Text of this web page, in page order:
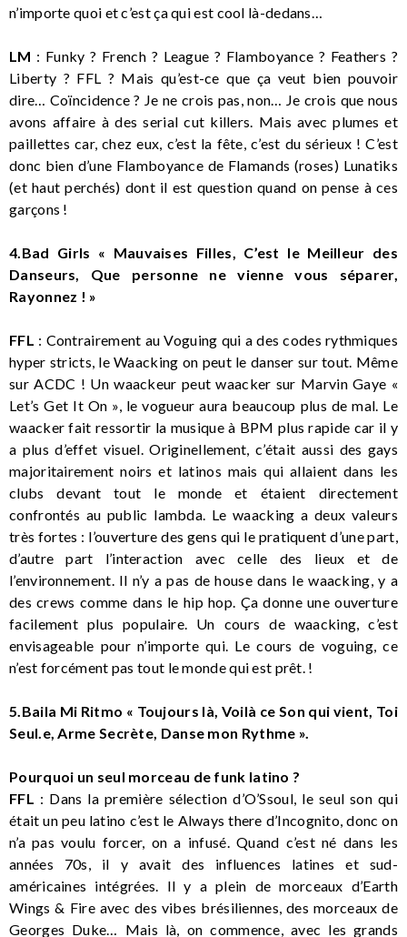
n’importe quoi et c’est ça qui est cool là-dedans…
LM : Funky ? French ? League ? Flamboyance ? Feathers ?
Liberty ? FFL ? Mais qu’est-ce que ça veut bien pouvoir
dire… Coïncidence ? Je ne crois pas, non… Je crois que nous
avons affaire à des serial cut killers. Mais avec plumes et
paillettes car, chez eux, c’est la fête, c’est du sérieux ! C’est
donc bien d’une Flamboyance de Flamands (roses) Lunatiks
(et haut perchés) dont il est question quand on pense à ces
garçons !
4.Bad Girls « Mauvaises Filles, C’est le Meilleur des
Danseurs, Que personne ne vienne vous séparer,
Rayonnez ! »
FFL : Contrairement au Voguing qui a des codes rythmiques
hyper stricts, le Waacking on peut le danser sur tout. Même
sur ACDC ! Un waackeur peut waacker sur Marvin Gaye «
Let’s Get It On », le vogueur aura beaucoup plus de mal. Le
waacker fait ressortir la musique à BPM plus rapide car il y
a plus d’effet visuel. Originellement, c’était aussi des gays
majoritairement noirs et latinos mais qui allaient dans les
clubs devant tout le monde et étaient directement
confrontés au public lambda. Le waacking a deux valeurs
très fortes : l’ouverture des gens qui le pratiquent d’une part,
d’autre part l’interaction avec celle des lieux et de
l’environnement. Il n’y a pas de house dans le waacking, y a
des crews comme dans le hip hop. Ça donne une ouverture
facilement plus populaire. Un cours de waacking, c’est
envisageable pour n’importe qui. Le cours de voguing, ce
n’est forcément pas tout le monde qui est prêt. !
5.Baila Mi Ritmo « Toujours là, Voilà ce Son qui vient, Toi
Seul.e, Arme Secrète, Danse mon Rythme ».
Pourquoi un seul morceau de funk latino ?
FFL : Dans la première sélection d’O’Ssoul, le seul son qui
était un peu latino c’est le Always there d’Incognito, donc on
n’a pas voulu forcer, on a infusé. Quand c’est né dans les
années 70s, il y avait des influences latines et sud-
américaines intégrées. Il y a plein de morceaux d’Earth
Wings & Fire avec des vibes brésiliennes, des morceaux de
Georges Duke… Mais là, on commence, avec les grands